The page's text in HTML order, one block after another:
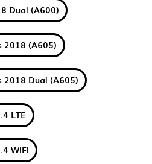
Dual (A600)
2018 (A605)
2018 Dual (A605)
LTE
WIFI